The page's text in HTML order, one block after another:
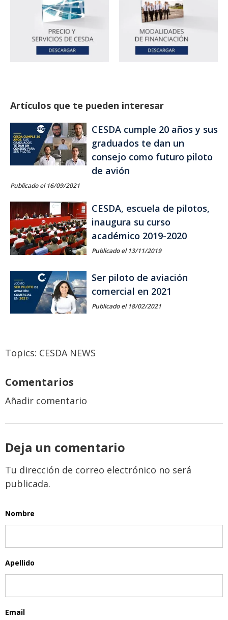
Artículos que te pueden interesar
CESDA cumple 20 años y sus
graduados te dan un
consejo como futuro piloto
de avión
Publicado el 16/09/2021
CESDA, escuela de pilotos,
inaugura su curso
académico 2019-2020
Publicado el 13/11/2019
Ser piloto de aviación
comercial en 2021
Publicado el 18/02/2021
Topics: CESDA NEWS
Comentarios
Añadir comentario
Deja un comentario
Tu dirección de correo electrónico no será
publicada.
Nombre
Apellido
Email